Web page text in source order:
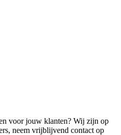
voor jouw klanten? Wij zijn op
neem vrijblijvend contact op